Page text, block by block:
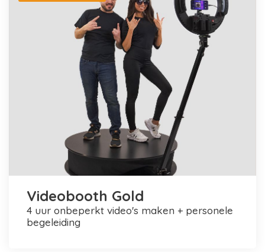
Videobooth Gold
4 uur onbeperkt video's maken + personele
begeleiding